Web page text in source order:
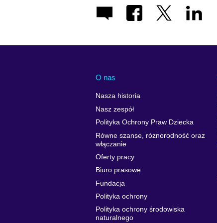
O nas
Nasza historia
Nasz zespół
Polityka Ochrony Praw Dziecka
Równe szanse, różnorodność oraz
włączanie
Oferty pracy
Biuro prasowe
Fundacja
Polityka ochrony
Polityka ochrony środowiska
naturalnego